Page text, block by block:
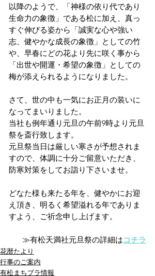
以降のようで、「神様の依り代であり
生命力の象徴」である松に加え、真っ
すぐ伸びる姿から「誠実な心や強い
志、健やかな成長の象徴」としての竹
や、早春にどの花より先に咲く事から
「出世や開運・希望の象徴」としての
梅が添えられるようになりました。
さて、世の中も一気にお正月の装いに
なってまいりました。
当社も例年通り元旦の午前9時より元旦
祭を斎行致します。
元旦祭当日は厳しい寒さが予想されま
すので、体調に十分ご留意いただき、
防寒対策をしてお詣り下さいませ。
どなた様も来たる年を、健やかにお迎
え頂き、明るく希望溢れる年でありま
すよう、ご祈念申し上げます。
≫有松天満社元旦祭の詳細はコチラ
花暦たより
行事のご案内
有松まちブラ情報